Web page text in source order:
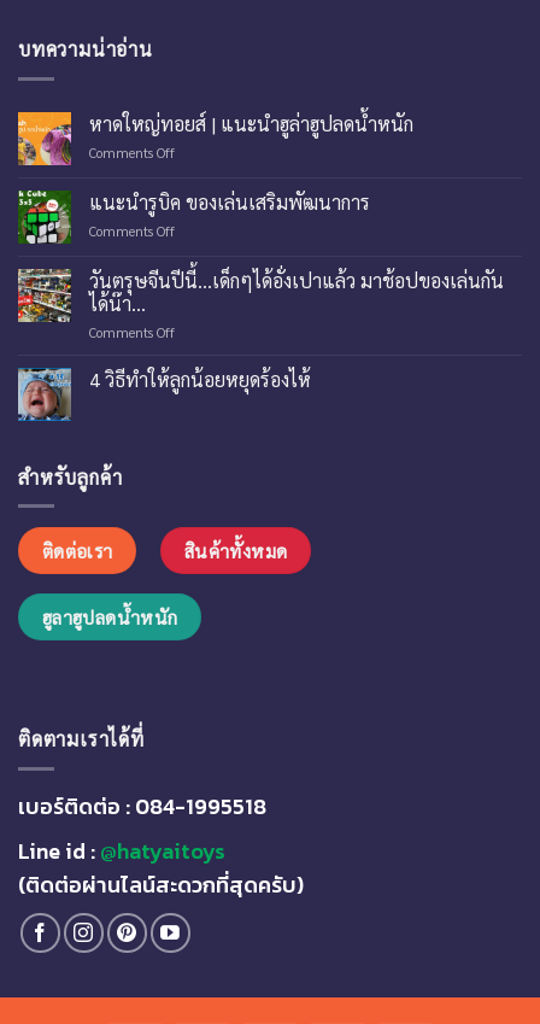
บทความน่าอ่าน
หาดใหญ่ทอยส์ | แนะนำฮูล่าฮูปลดน้ำหนัก
Comments Offon
ทอย
ส์
แนะ
ล่า
ปลด
น้ำ
แนะนำรูบิค ของเล่นเสริมพัฒนาการ
Comments Offon
รู
บิค
เล่น
พัฒนาการ
วันตรุษจีนปีนี้…เด็กๆได้อั่งเปาแล้ว มาช้อปของเล่นกัน
ได้น๊า…
Comments Offon
ตรุษ
จีน
มา
ช้อป
ของ
เล่น
กัน
4 วิธีทำให้ลูกน้อยหยุดร้องไห้
สำหรับลูกค้า
ติดต่อเรา สินค้าทั้งหมด
ฮูลาฮูปลดน้ำหนัก
ติดตามเราได้ที่
เบอร์ติดต่อ : 084-1995518
Line id :@hatyaitoys
(ติดต่อผ่านไลน์สะดวกที่สุดครับ)